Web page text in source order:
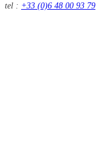
tel : +33 (0)6 48 00 93 79